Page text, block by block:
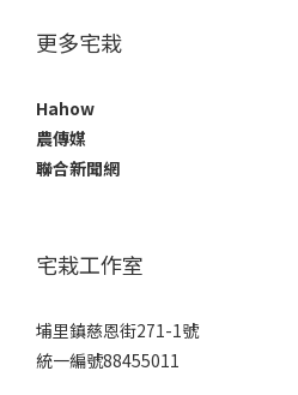
更多宅栽
Hahow
農傳媒
聯合新聞網
宅栽工作室
埔里鎮慈恩街271-1號
統一編號88455011